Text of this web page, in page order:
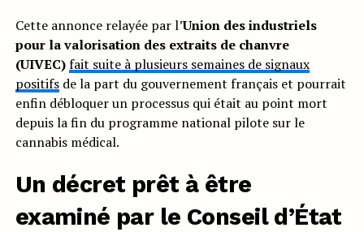
Cette annonce relayée par l’Union des industriels
pour la valorisation des extraits de chanvre
(UIVEC)fait suite à plusieurs semaines de signaux
positifsde la part du gouvernement français et pourrait
enfin débloquer un processus qui était au point mort
depuis la fin du programme national pilote sur le
cannabis médical.
Un décret prêt à être
examiné par le Conseil d’État